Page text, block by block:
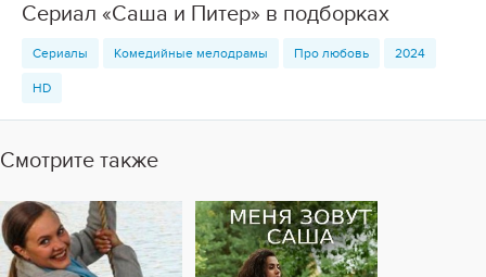
Сериал «Саша и Питер» в подборках
Сериалы Комедийные мелодрамы Про любовь 2024
HD
Смотрите также